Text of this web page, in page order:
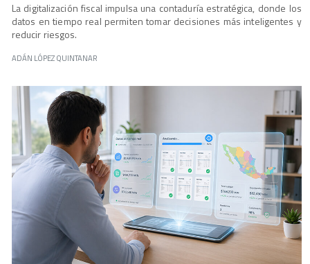
La digitalización fiscal impulsa una contaduría estratégica, donde los
datos en tiempo real permiten tomar decisiones más inteligentes y
reducir riesgos.
ADÁN LÓPEZ QUINTANAR